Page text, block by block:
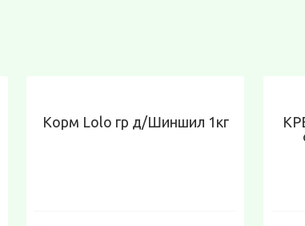
Корм Lolo гр д/Шиншил 1кг